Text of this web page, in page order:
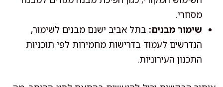
מסחרי.
שימור מבנים: בתל אביב ישנם מבנים לשימור,
הנדרשים לעמוד בדרישות מחמירות לפי תוכניות
התכנון העירוניות.